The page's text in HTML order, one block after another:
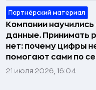
Партнёрский материал
Компании
данные. Принимать
нет: почему цифры
помогают сами по
21 июля 2026, 16:04